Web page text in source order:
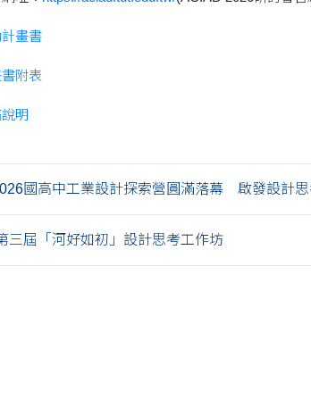
畫書
附表
明
國高中工業設計探索營圓滿落幕 啟發設計思
三屆「河好如初」設計思考工作坊